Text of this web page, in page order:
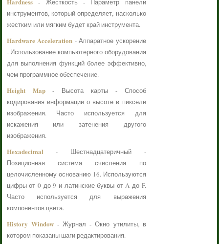
- Жесткость - Параметр панели
инструментов, который определяет, насколько
жестким или мягким будет край инструмента.
Hardware Acceleration - Аппаратное ускорение
- Использование компьютерного оборудования
для выполнения функций более эффективно,
чем программное обеспечение.
Height Map- Высота карты - Способ
кодирования информации о высоте в пиксели
изображения. Часто используется для
искажения или затенения другого
изображения.
Hexadecimal - Шестнадцатеричный -
Позиционная система счисления по
целочисленному основанию 16. Используются
цифры от 0 до 9 и латинские буквы от A до F.
Часто используется для выражения
компонентов цвета.
History Window- Журнал - Окно утилиты, в
котором показаны шаги редактирования.